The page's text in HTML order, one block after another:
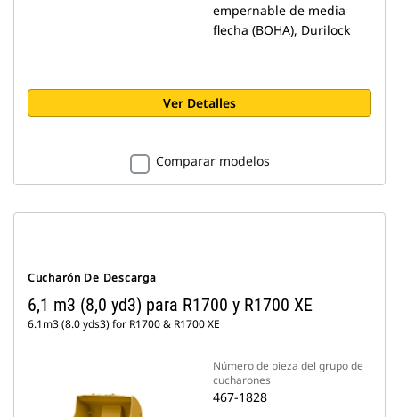
empernable de media
flecha (BOHA), Durilock
Ver Detalles
Comparar modelos
Cucharón De Descarga
6,1 m3 (8,0 yd3) para R1700 y R1700 XE
6.1m3 (8.0 yds3) for R1700 & R1700 XE
Número de pieza del grupo de
cucharones
467-1828